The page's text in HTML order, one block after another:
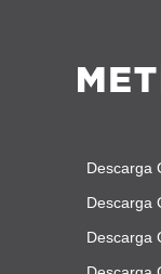
Descarga
Descarga
Descarga